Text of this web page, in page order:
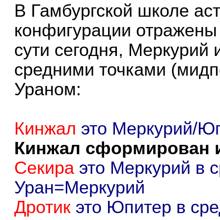
В Гамбургской школе
конфигурации
сути сегодня,
средними точками
Ураном:
Кинжал это Меркурий/
Кинжал сформирован
Секира это Меркурий в
Уран=Меркурий
Дротик это Юпитер в